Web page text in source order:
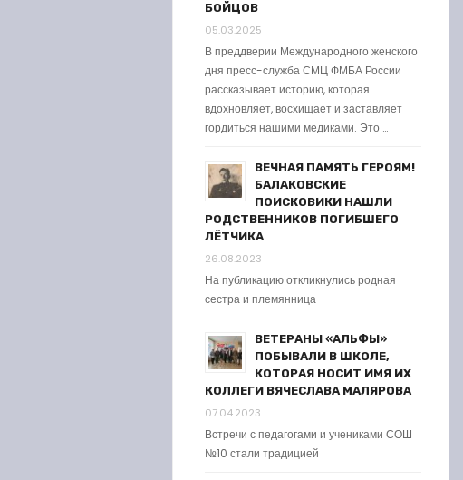
БОЙЦОВ
05.03.2025
В преддверии Международного женского
дня пресс-служба СМЦ ФМБА России
рассказывает историю, которая
вдохновляет, восхищает и заставляет
гордиться нашими медиками. Это …
ВЕЧНАЯ ПАМЯТЬ ГЕРОЯМ!
БАЛАКОВСКИЕ
ПОИСКОВИКИ НАШЛИ
РОДСТВЕННИКОВ ПОГИБШЕГО
ЛЁТЧИКА
26.08.2023
На публикацию откликнулись родная
сестра и племянница
ВЕТЕРАНЫ «АЛЬФЫ»
ПОБЫВАЛИ В ШКОЛЕ,
КОТОРАЯ НОСИТ ИМЯ ИХ
КОЛЛЕГИ ВЯЧЕСЛАВА МАЛЯРОВА
07.04.2023
Встречи с педагогами и учениками СОШ
№10 стали традицией